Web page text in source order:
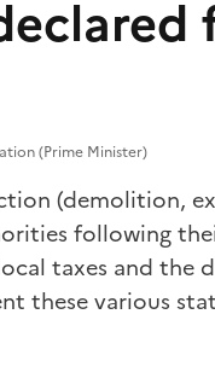
(Prime Minister)
(demolition,
following
taxes and the
these various